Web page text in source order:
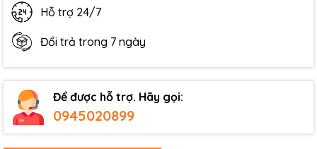
Hỗ trợ 24/7
Đổi trả trong 7 ngày
Để được hỗ trợ. Hãy gọi:
0945020899